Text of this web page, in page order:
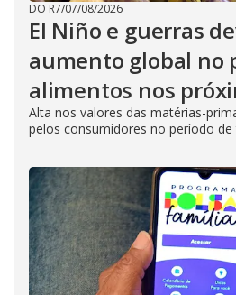
DO R7/07/08/2026
El Niño e guerras
aumento global no
alimentos nos
Alta nos valores das matérias-
pelos consumidores no período de